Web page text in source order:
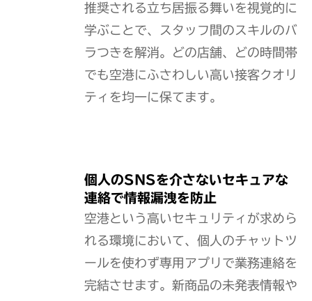
推奨される立ち居振る舞いを視覚的に
学ぶことで、スタッフ間のスキルのバ
ラつきを解消。どの店舗、どの時間帯
でも空港にふさわしい高い接客クオリ
ティを均一に保てます。
個人のSNSを介さないセキュアな
連絡で情報漏洩を防止
空港という高いセキュリティが求めら
れる環境において、個人のチャットツ
ールを使わず専用アプリで業務連絡を
完結させます。新商品の未発表情報や